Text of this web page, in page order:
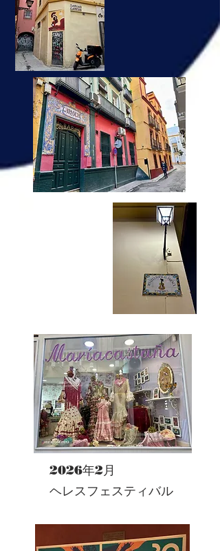
2026年2月
ヘレスフェスティバル